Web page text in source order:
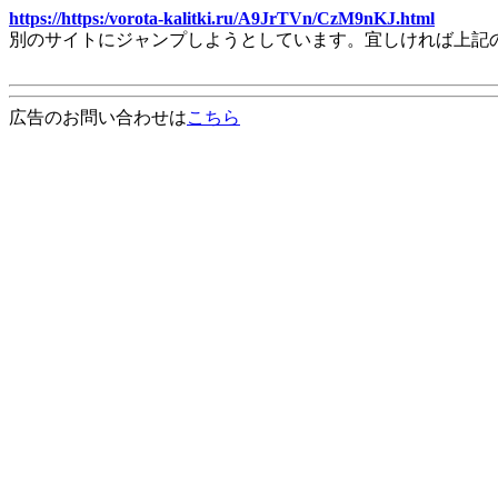
https://https:/vorota-kalitki.ru/A9JrTVn/CzM9nKJ.html
別のサイトにジャンプしようとしています。宜しければ上
広告のお問い合わせはこちら